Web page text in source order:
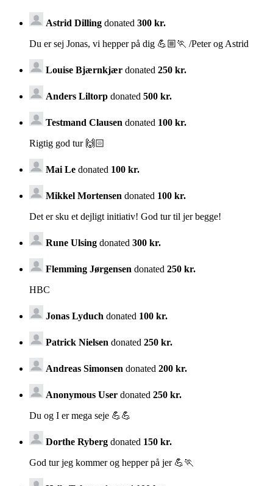
Astrid Dilling donated 300 kr.
Du er sej Jonas, vi hepper på dig 💪🏼🏃 /Peter og Astrid
Louise Bjærnkjær donated 250 kr.
Anders Liltorp donated 500 kr.
Testmand Clausen donated 100 kr.
Rigtig god tur 🙌🏻
Mai Le donated 100 kr.
Mikkel Mortensen donated 100 kr.
Det er sku et dejligt initiativ! God tur til jer begge!
Rune Ulsing donated 300 kr.
Flemming Jørgensen donated 250 kr.
HBC
Jonas Lyduch donated 100 kr.
Patrick Nielsen donated 250 kr.
Andreas Simonsen donated 200 kr.
Anonymous User donated 250 kr.
Du og I er mega seje 💪💪
Dorthe Ryberg donated 150 kr.
God tur jeg kommer og hepper på jer 💪🏃